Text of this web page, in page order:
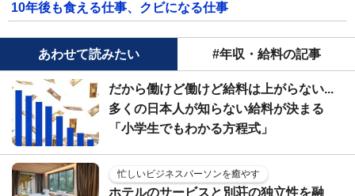
10年後も食える仕事、クビになる仕事
あわせて読みたい #年収・給料の記事
だから働けど働けど給料は上がらない...
多くの日本人が知らない給料が決まる
「小学生でもわかる方程式」
忙しいビジネスパーソンを癒やす
ホテルのサービスと別荘の独立性を融